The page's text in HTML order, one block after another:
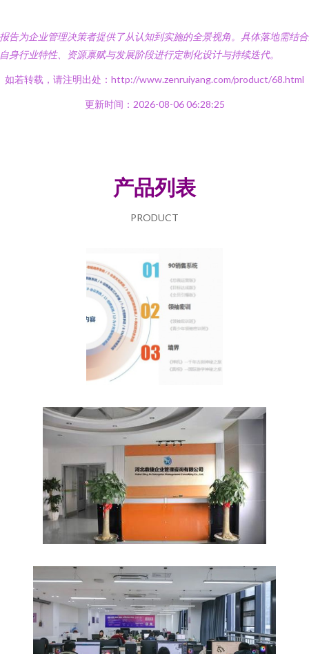
告为企业管理决策者提供了从认知到实施的全景视角。具体落地需结
身行业特性、资源禀赋与发展阶段进行定制化设计与持续迭代。
如若转载，请注明出处：http://www.zenruiyang.com/product/68.html
更新时间：2026-08-06 06:28:25
产品列表
PRODUCT